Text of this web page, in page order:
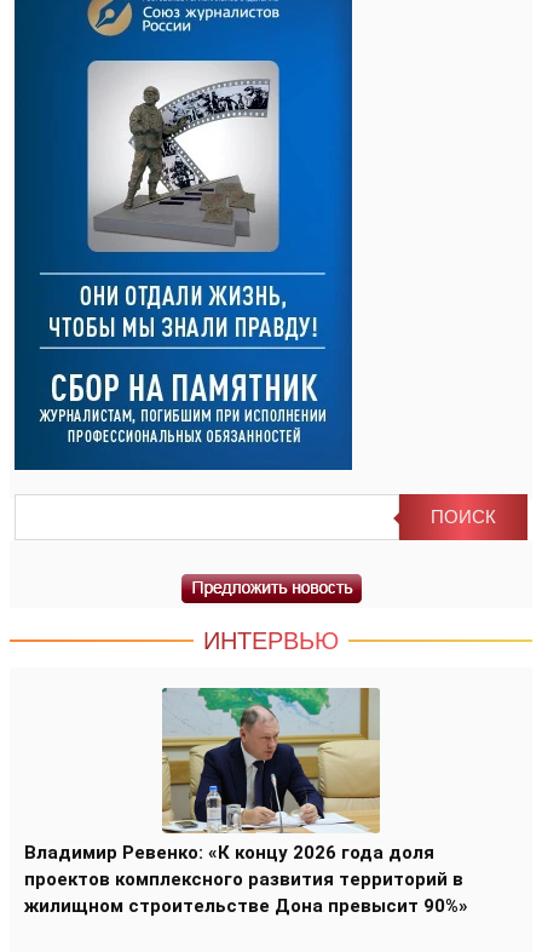
ИНТЕРВЬЮ
Владимир Ревенко: «К концу 2026 года доля
проектов комплексного развития территорий в
жилищном строительстве Дона превысит 90%»